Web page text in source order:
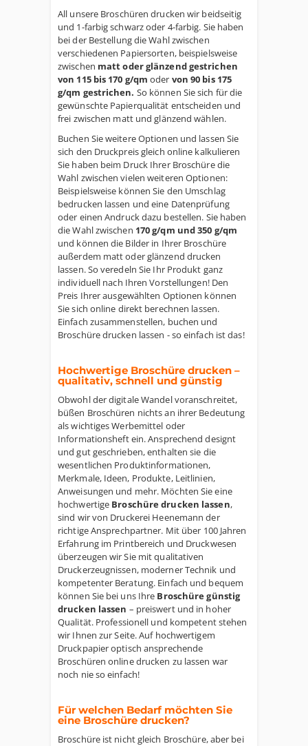
All unsere Broschüren drucken wir beidseitig
und 1-farbig schwarz oder 4-farbig. Sie haben
bei der Bestellung die Wahl zwischen
verschiedenen Papiersorten, beispielsweise
zwischen matt oder glänzend gestrichen
von 115 bis 170 g/qm oder von 90 bis 175
g/qm gestrichen. So können Sie sich für die
gewünschte Papierqualität entscheiden und
frei zwischen matt und glänzend wählen.
Buchen Sie weitere Optionen und lassen Sie
sich den Druckpreis gleich online kalkulieren
Sie haben beim Druck Ihrer Broschüre die
Wahl zwischen vielen weiteren Optionen:
Beispielsweise können Sie den Umschlag
bedrucken lassen und eine Datenprüfung
oder einen Andruck dazu bestellen. Sie haben
die Wahl zwischen 170 g/qm und 350 g/qm
und können die Bilder in Ihrer Broschüre
außerdem matt oder glänzend drucken
lassen. So veredeln Sie Ihr Produkt ganz
individuell nach Ihren Vorstellungen! Den
Preis Ihrer ausgewählten Optionen können
Sie sich online direkt berechnen lassen.
Einfach zusammenstellen, buchen und
Broschüre drucken lassen - so einfach ist das!
Hochwertige Broschüre drucken –
qualitativ, schnell und günstig
Obwohl der digitale Wandel voranschreitet,
büßen Broschüren nichts an ihrer Bedeutung
als wichtiges Werbemittel oder
Informationsheft ein. Ansprechend designt
und gut geschrieben, enthalten sie die
wesentlichen Produktinformationen,
Merkmale, Ideen, Produkte, Leitlinien,
Anweisungen und mehr. Möchten Sie eine
hochwertige Broschüre drucken lassen,
sind wir von Druckerei Heenemann der
richtige Ansprechpartner. Mit über 100 Jahren
Erfahrung im Printbereich und Druckwesen
überzeugen wir Sie mit qualitativen
Druckerzeugnissen, moderner Technik und
kompetenter Beratung. Einfach und bequem
können Sie bei uns Ihre Broschüre günstig
drucken lassen – preiswert und in hoher
Qualität. Professionell und kompetent stehen
wir Ihnen zur Seite. Auf hochwertigem
Druckpapier optisch ansprechende
Broschüren online drucken zu lassen war
noch nie so einfach!
Für welchen Bedarf möchten Sie
eine Broschüre drucken?
Broschüre ist nicht gleich Broschüre, aber bei